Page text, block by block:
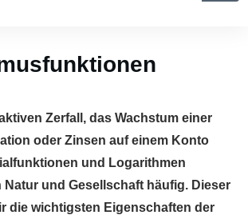
Zerfall, das Wachstum einer
oder Zinsen auf einem Konto
und Logarithmen
Natur und Gesellschaft häufig. Dieser
die wichtigsten Eigenschaften der